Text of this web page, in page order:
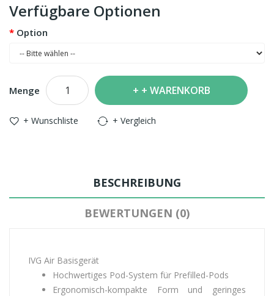
Verfügbare Optionen
Option
Menge + WARENKORB
+ Wunschliste + Vergleich
BESCHREIBUNG
BEWERTUNGEN (0)
IVG Air Basisgerät
Hochwertiges Pod-System für Prefilled-Pods
Ergonomisch-kompakte Form und geringes